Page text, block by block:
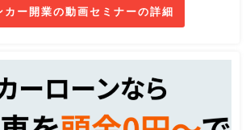
カー開業の動画セミナーの詳細